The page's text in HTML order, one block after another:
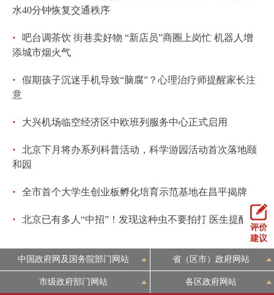
水40分钟恢复交通秩序
·
吧台调茶饮 街巷卖好物 “新店员”商圈上岗忙 机器人增
添城市烟火气
·
假期孩子沉迷手机导致“脑腐”？心理治疗师提醒家长注
意
· 大兴机场临空经济区中欧班列服务中心正式启用
·
北京下月将办系列科普活动，科学游园活动首次落地颐
和园
· 全市首个大学生创业板孵化培育示范基地在昌平揭牌
· 北京已有多人“中招”！发现这种虫不要拍打 医生提醒
评价
建议
中国政府网及国务院部门网站 省（区市）政府网站
市级政府部门网站 各区政府网站